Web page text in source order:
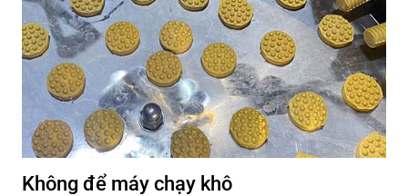
Không để máy chạy khô